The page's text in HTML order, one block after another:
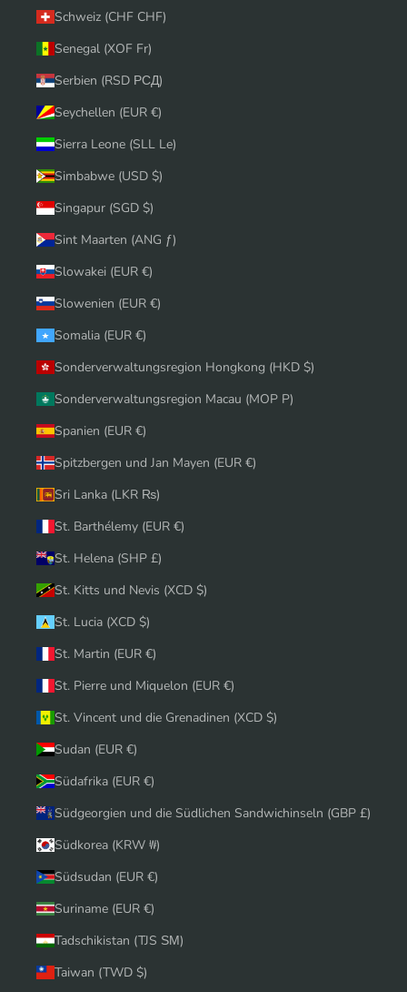
Schweiz (CHF CHF)
Senegal (XOF Fr)
Serbien (RSD РСД)
Seychellen (EUR €)
Sierra Leone (SLL Le)
Simbabwe (USD $)
Singapur (SGD $)
Sint Maarten (ANG ƒ)
Slowakei (EUR €)
Slowenien (EUR €)
Somalia (EUR €)
Sonderverwaltungsregion Hongkong (HKD $)
Sonderverwaltungsregion Macau (MOP P)
Spanien (EUR €)
Spitzbergen und Jan Mayen (EUR €)
Sri Lanka (LKR ₨)
St. Barthélemy (EUR €)
St. Helena (SHP £)
St. Kitts und Nevis (XCD $)
St. Lucia (XCD $)
St. Martin (EUR €)
St. Pierre und Miquelon (EUR €)
St. Vincent und die Grenadinen (XCD $)
Sudan (EUR €)
Südafrika (EUR €)
Südgeorgien und die Südlichen Sandwichinseln (GBP £)
Südkorea (KRW ₩)
Südsudan (EUR €)
Suriname (EUR €)
Tadschikistan (TJS ЅМ)
Taiwan (TWD $)